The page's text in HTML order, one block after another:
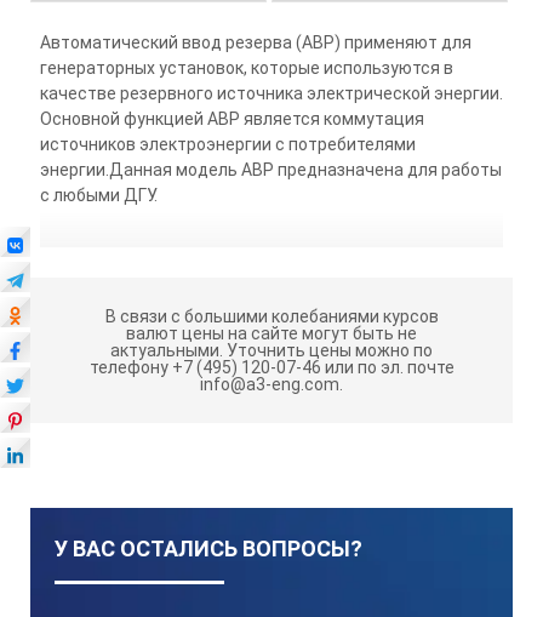
Автоматический ввод резерва (АВР) применяют для
генераторных установок, которые используются в
качестве резервного источника электрической энергии.
Основной функцией АВР является коммутация
источников электроэнергии с потребителями
энергии.Данная модель АВР предназначена для работы
с любыми ДГУ.
В связи с большими колебаниями курсов
валют цены на сайте могут быть не
актуальными. Уточнить цены можно по
телефону +7 (495) 120-07-46 или по эл. почте
info@a3-eng.com.
У ВАС ОСТАЛИСЬ ВОПРОСЫ?